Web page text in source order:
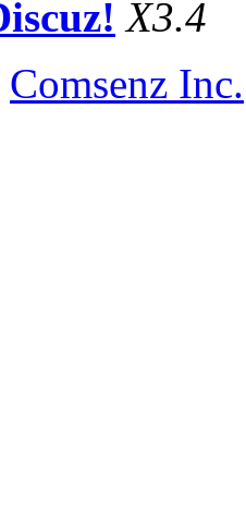
X3.4
Comsenz Inc.